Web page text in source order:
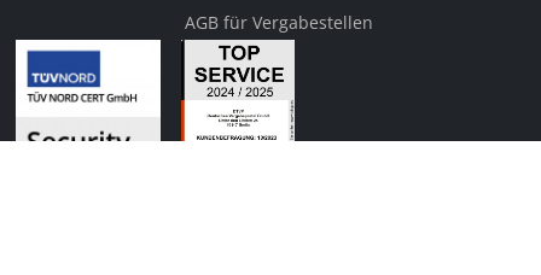
AGB für Vergabestellen